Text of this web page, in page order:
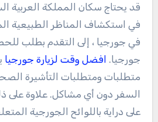
قد يحتاج سكان المملكة العربية
في استكشاف المناظر الطبيعية
في جورجيا ، إلى التقدم بطلب
جورجيا. افضل وقت لزيارة جورجيا
متطلبات ومتطلبات التأشيرة
السفر دون أي مشاكل. علاوة على
على دراية باللوائح الجورجية